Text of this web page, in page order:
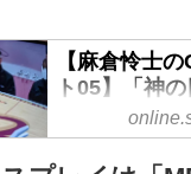
ストラする事
がその対象に
CEメーカーな
から、カナダ
の元で新展開
昨年までは、
アルマニア向
ディオコーデ
が強く、製品も
【麻倉怜士
ト05】「神
合に参加で
の、自由視点
リックビデオ